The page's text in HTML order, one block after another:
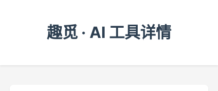
趣觅 · AI 工具详情